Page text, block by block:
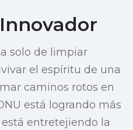
solo de limpiar
el espíritu de una
caminos rotos en
está logrando más
entretejiendo la